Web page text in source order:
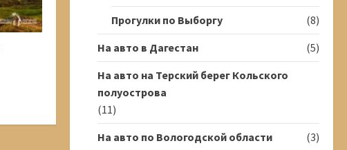
Прогулки по Выборгу
(8)
На авто в Дагестан
(5)
На авто на Терский берег Кольского
полуострова
(11)
На авто по Вологодской области
(3)